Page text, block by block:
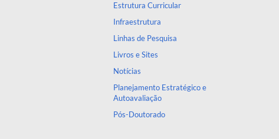
Estrutura Curricular
Infraestrutura
Linhas de Pesquisa
Livros e Sites
Notícias
Planejamento Estratégico e
Autoavaliação
Pós-Doutorado